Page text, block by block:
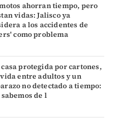
ahorran tiempo, pero
vidas: Jalisco ya
a los accidentes de
como problema
casa protegida por cartones,
entre adultos y un
no detectado a tiempo:
de l